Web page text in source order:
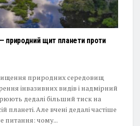
— природний щит планети проти
природних середовищ
інвазивних видів і надмірний
дедалі більший тиск на
планеті. Але вчені дедалі частіше
питання: чому...